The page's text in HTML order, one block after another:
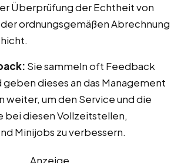
Überprüfung der Echtheit von
ordnungsgemäßen Abrechnung
Sie sammeln oft Feedback
geben dieses an das Management
weiter, um den Service und die
bei diesen Vollzeitstellen,
Minijobs zu verbessern.
Anzeige